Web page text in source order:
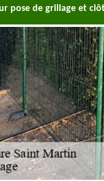
pose de grillage et